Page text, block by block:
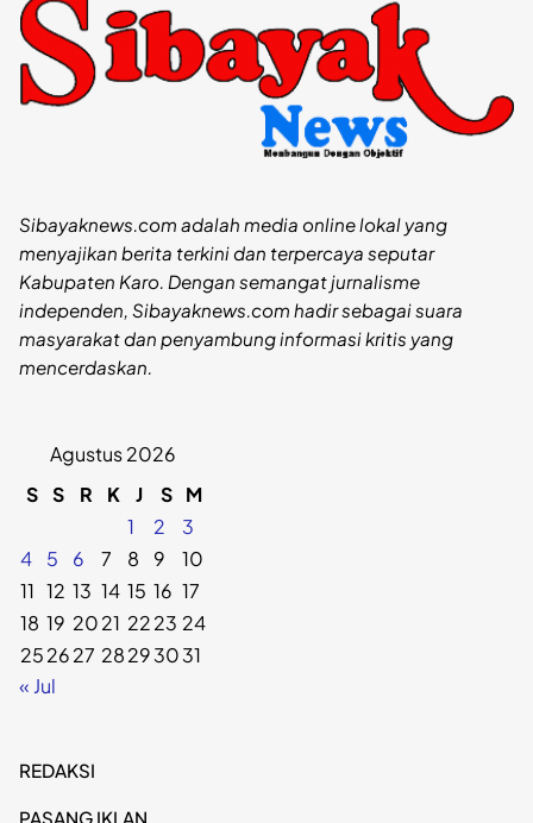
Sibayaknews.com adalah media online lokal yang
menyajikan berita terkini dan terpercaya seputar
Kabupaten Karo. Dengan semangat jurnalisme
independen, Sibayaknews.com hadir sebagai suara
masyarakat dan penyambung informasi kritis yang
mencerdaskan.
Agustus 2026
S S R K J S M
1
2
3
4
5 6 7 8 9
10
11 12 13 14 15 16 17
18 19 2021 2223 24
252627 28293031
« Jul
REDAKSI
PASANG IKLAN